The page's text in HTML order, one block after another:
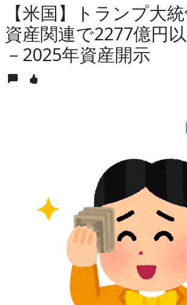
【米国】トランプ大
資産関連で2277億円
－2025年資産開示